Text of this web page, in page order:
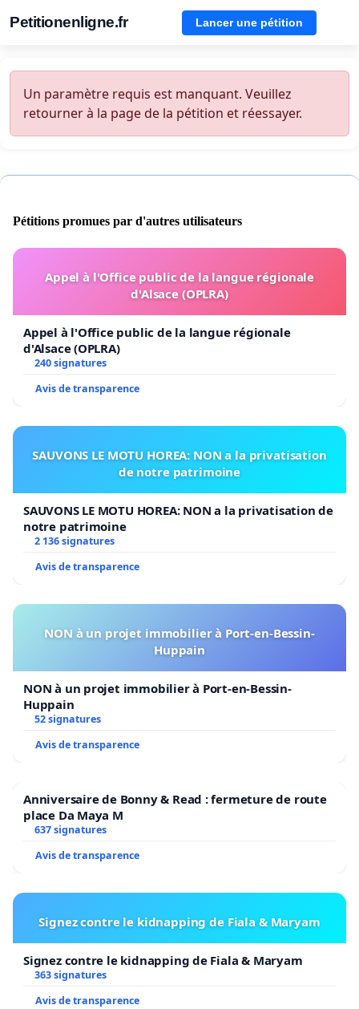
Petitionenligne.fr Lancer une pétition
Un paramètre requis est manquant. Veuillez
retourner à la page de la pétition et réessayer.
Pétitions promues par d'autres utilisateurs
Appel à l'Office public de la langue régionale
d'Alsace (OPLRA)
Appel à l'Office public de la langue régionale
d'Alsace (OPLRA)
240 signatures
Avis de transparence
SAUVONS LE MOTU HOREA: NON a la privatisation
de notre patrimoine
SAUVONS LE MOTU HOREA: NON a la privatisation de
notre patrimoine
2 136 signatures
Avis de transparence
NON à un projet immobilier à Port-en-Bessin-
Huppain
NON à un projet immobilier à Port-en-Bessin-
Huppain
52 signatures
Avis de transparence
Anniversaire de Bonny & Read : fermeture de route
place Da Maya M
637 signatures
Avis de transparence
Signez contre le kidnapping de Fiala & Maryam
Signez contre le kidnapping de Fiala & Maryam
363 signatures
Avis de transparence